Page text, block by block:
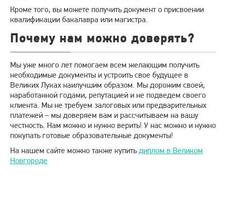
Кроме того, вы можете получить документ о присвоении
квалификации бакалавра или магистра.
Почему нам можно доверять?
Мы уже много лет помогаем всем желающим получить
необходимые документы и устроить свое будущее в
Великих Луках наилучшим образом. Мы дорожим своей,
наработанной годами, репутацией и не подведем своего
клиента. Мы не требуем залоговых или предварительных
платежей – мы доверяем вам и рассчитываем на вашу
честность. Нам можно и нужно верить! У нас можно и нужно
покупать готовые образовательные документы!
На нашем сайте можно также купитьдиплом в Великом
Новгороде